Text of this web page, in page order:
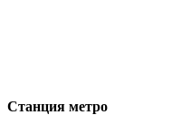
Станция метро